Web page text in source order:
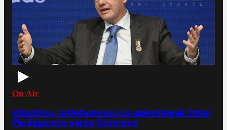
On Air
Infantino, la Uefa minaccia azioni legali. Inter,
Pio Esposito verso il rinnovo